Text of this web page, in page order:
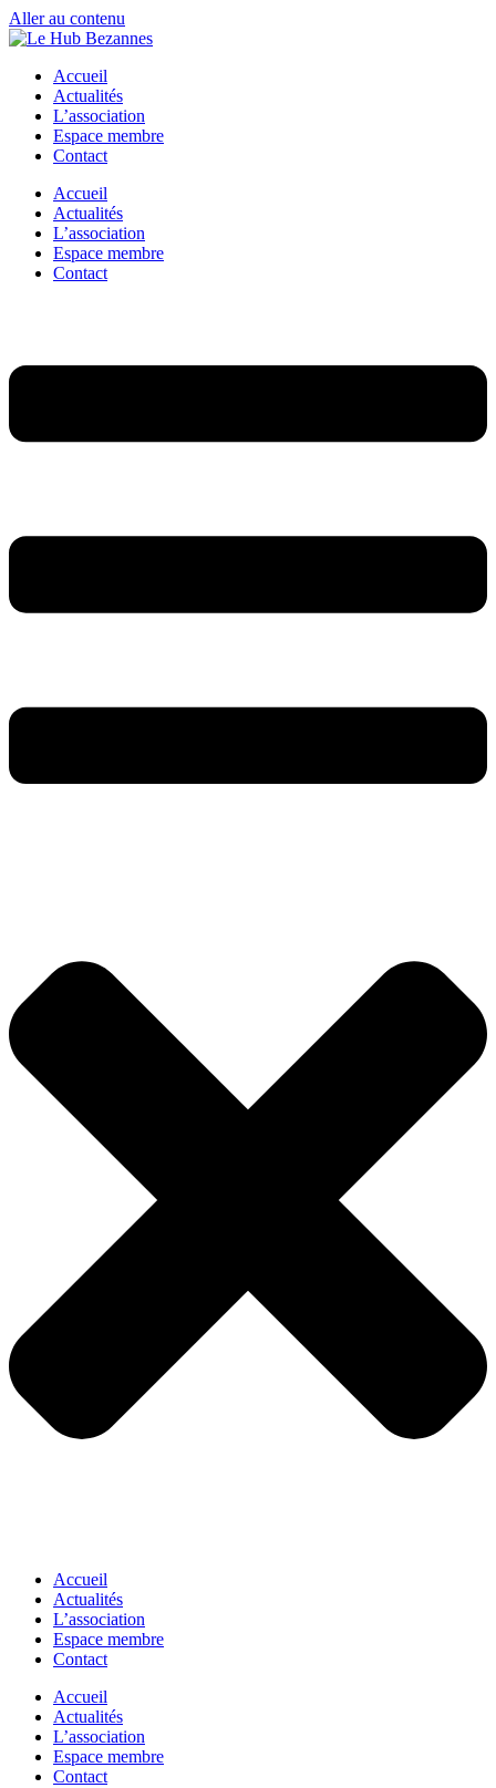
Aller au contenu
Accueil
Actualités
L’association
Espace membre
Contact
Accueil
Actualités
L’association
Espace membre
Contact
Accueil
Actualités
L’association
Espace membre
Contact
Accueil
Actualités
L’association
Espace membre
Contact